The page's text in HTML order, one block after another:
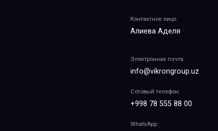
Контактное лицо
Алиева Аделя
Электронная почта:
info@vikrongroup.uz
Сотовый телефон:
+998 78 555 88 00
WhatsApp: